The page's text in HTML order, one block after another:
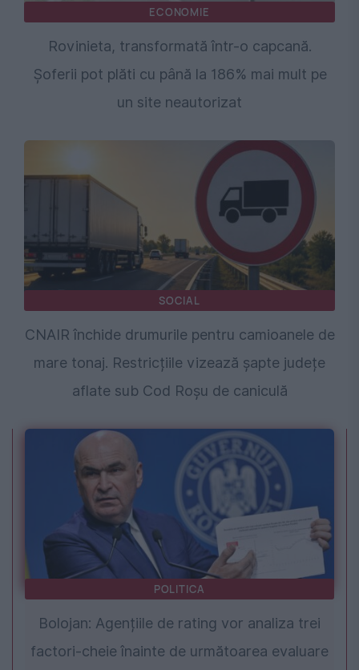
ECONOMIE
Rovinieta, transformată într-o capcană.
Șoferii pot plăti cu până la 186% mai mult pe
un site neautorizat
SOCIAL
CNAIR închide drumurile pentru camioanele de
mare tonaj. Restricțiile vizează șapte județe
aflate sub Cod Roșu de caniculă
POLITICA
Bolojan: Agențiile de rating vor analiza trei
factori-cheie înainte de următoarea evaluare